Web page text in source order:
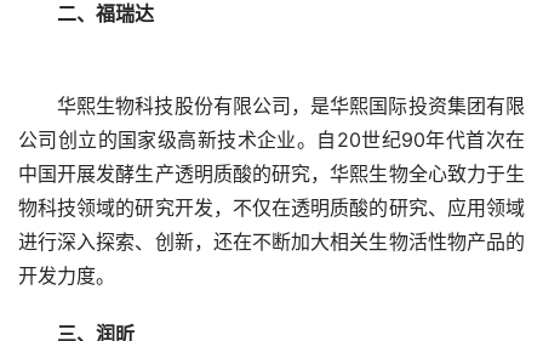
二、福瑞达
华熙生物科技股份有限公司，是华熙国际投资集团有限
公司创立的国家级高新技术企业。自20世纪90年代首次在
中国开展发酵生产透明质酸的研究，华熙生物全心致力于生
物科技领域的研究开发，不仅在透明质酸的研究、应用领域
进行深入探索、创新，还在不断加大相关生物活性物产品的
开发力度。
三、润昕